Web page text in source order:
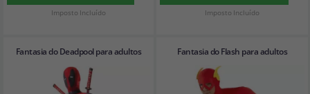
Imposto Incluído Imposto Incluído
Fantasia do Deadpool para adultos Fantasia do Flash para adultos